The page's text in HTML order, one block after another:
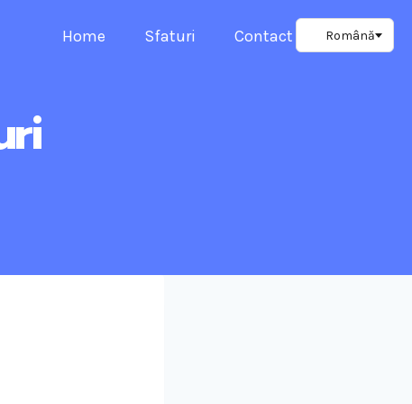
Home Sfaturi Contact